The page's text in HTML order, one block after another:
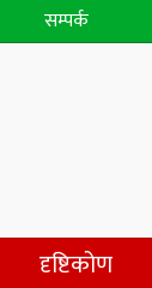
सम्पर्क
दृष्टिकोण